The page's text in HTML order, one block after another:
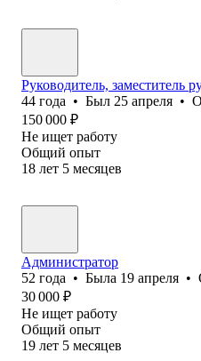
Руководитель, заместитель
44 года • Был 25 апреля •
150 000 ₽
Не ищет работу
Общий опыт
18 лет 5 месяцев
Администратор
52 года • Была 19 апреля •
30 000 ₽
Не ищет работу
Общий опыт
19 лет 5 месяцев